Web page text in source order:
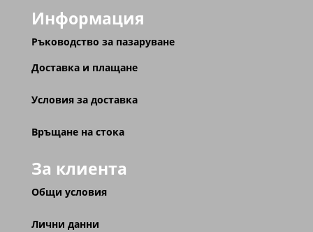
Информация
Ръководство за пазаруване
Доставка и плащане
Условия за доставка
Връщане на стока
За клиента
Общи условия
Лични данни